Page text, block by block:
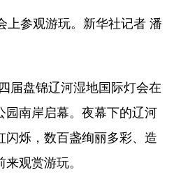
湖北 湖南
云南 西藏
青海 宁夏
黑龙江
参观游玩。新华社记者 潘
盘锦辽河湿地国际灯会在
南岸启幕。夜幕下的辽河
烁，数百盏绚丽多彩、造
观赏游玩。